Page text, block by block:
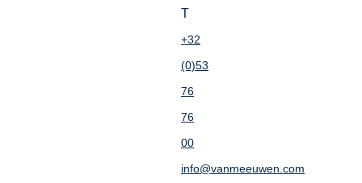
T
+32
(0)53
76
76
00
info@vanmeeuwen.com